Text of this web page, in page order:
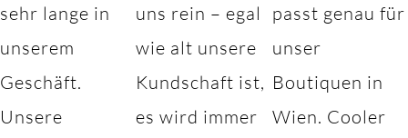
sehr lange in
unserem
Geschäft.
Unsere
uns rein – egal
wie alt unsere
Kundschaft ist,
es wird immer
passt genau für
unser
Boutiquen in
Wien. Cooler